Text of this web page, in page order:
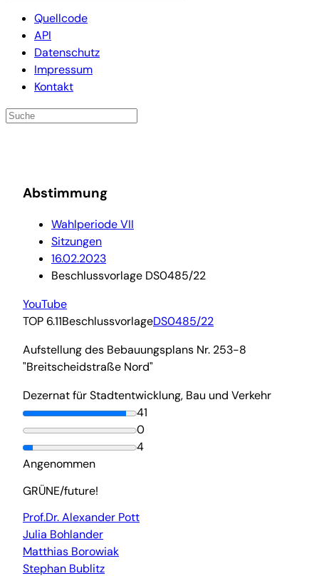
Quellcode
API
Datenschutz
Impressum
Kontakt
Abstimmung
Wahlperiode VII
Sitzungen
16.02.2023
Beschlussvorlage DS0485/22
YouTube
TOP 6.11BeschlussvorlageDS0485/22
Aufstellung des Bebauungsplans Nr. 253-8
"Breitscheidstraße Nord"
Dezernat für Stadtentwicklung, Bau und Verkehr
41
0
4
Angenommen
GRÜNE/future!
Prof.Dr. Alexander Pott
Julia Bohlander
Matthias Borowiak
Stephan Bublitz